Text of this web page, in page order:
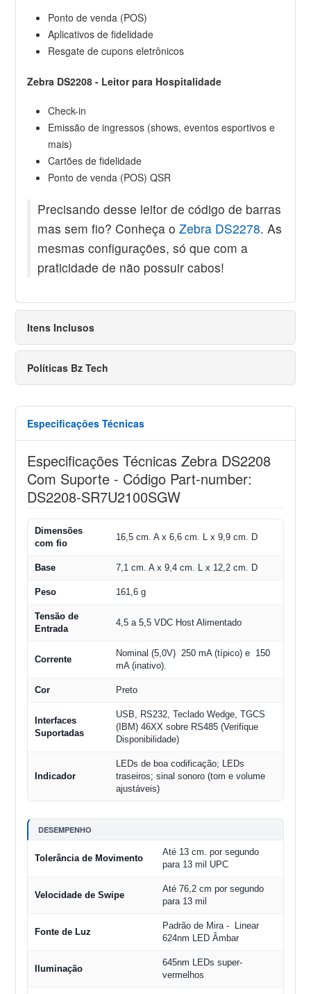
Ponto de venda (POS)
Aplicativos de fidelidade
Resgate de cupons eletrônicos
Zebra DS2208 - Leitor para Hospitalidade
Check-in
Emissão de ingressos (shows, eventos esportivos e
mais)
Cartões de fidelidade
Ponto de venda (POS) QSR
Precisando desse leitor de código de barras
mas sem fio? Conheça oZebra DS2278. As
mesmas configurações, só que com a
praticidade de não possuir cabos!
Itens Inclusos
Políticas Bz Tech
Especificações Técnicas
Especificações Técnicas Zebra DS2208
Com Suporte - Código Part-number:
DS2208-SR7U2100SGW
Dimensões
com fio
16,5 cm. A x 6,6 cm. L x 9,9 cm. D
Base 7,1 cm. A x 9,4 cm. L x 12,2 cm. D
Peso 161,6 g
Tensão de
Entrada
4,5 a 5,5 VDC Host Alimentado
Corrente
Nominal (5,0V) 250 mA (típico) e 150
mA (inativo).
Cor Preto
Interfaces
Suportadas
USB, RS232, Teclado Wedge, TGCS
(IBM) 46XX sobre RS485 (Verifique
Disponibilidade)
Indicador
LEDs de boa codificação; LEDs
traseiros; sinal sonoro (tom e volume
ajustáveis)
DESEMPENHO
Tolerância de Movimento
Até 13 cm. por segundo
para 13 mil UPC
Velocidade de Swipe
Até 76,2 cm por segundo
para 13 mil
Fonte de Luz
Padrão de Mira - Linear
624nm LED Âmbar
Iluminação
645nm LEDs super-
vermelhos